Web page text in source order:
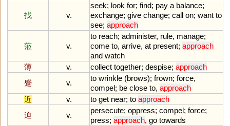
找 v.
seek; look for; find; pay a balance;
exchange; give change; call on; want to
see; approach
蒞 v.
to reach; administer, rule, manage;
come to, arrive, at present; approach
and watch
薄
v. collect together; despise; approach
蹙
v.
to wrinkle (brows); frown; force,
compel; be close to, approach
近
v. to get near; to approach
迫
v.
persecute; oppress; compel; force;
press; approach, go towards